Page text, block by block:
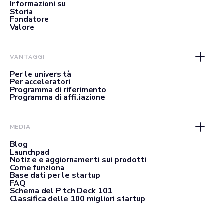
Informazioni su
Storia
Fondatore
Valore
VANTAGGI
Per le università
Per acceleratori
Programma di riferimento
Programma di affiliazione
MEDIA
Blog
Launchpad
Notizie e aggiornamenti sui prodotti
Come funziona
Base dati per le startup
FAQ
Schema del Pitch Deck 101
Classifica delle 100 migliori startup